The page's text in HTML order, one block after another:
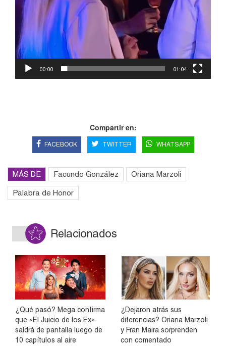
00:00 01:04
Compartir en:
FACEBOOK TWITTER WHATSAPP
MÁS DE Facundo González Oriana Marzoli
Palabra de Honor
Relacionados
¿Qué pasó? Mega confirma
que «El Juicio de los Ex»
saldrá de pantalla luego de
10 capítulos al aire
¿Dejaron atrás sus
diferencias? Oriana Marzoli
y Fran Maira sorprenden
con comentado